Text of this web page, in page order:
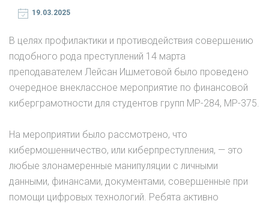
19.03.2025
В целях профилактики и противодействия совершению
подобного рода преступлений 14 марта
преподавателем Лейсан Ишметовой было проведено
очередное внеклассное мероприятие по финансовой
киберграмотности для студентов групп МР-284, МР-375.
На мероприятии было рассмотрено, что
кибермошенничество, или киберпреступления, — это
любые злонамеренные манипуляции с личными
данными, финансами, документами, совершенные при
помощи цифровых технологий. Ребята активно